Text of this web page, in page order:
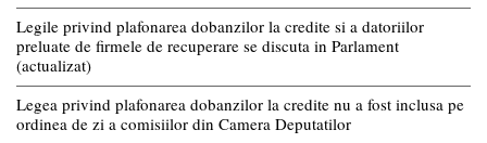
Legile privind plafonarea dobanzilor la credite si a datoriilor
preluate de firmele de recuperare se discuta in Parlament
(actualizat)
Legea privind plafonarea dobanzilor la credite nu a fost inclusa pe
ordinea de zi a comisiilor din Camera Deputatilor